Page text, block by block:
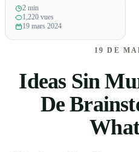
2 min
1,220 vues
19 mars 2024
19 DE
Ideas Sin
De